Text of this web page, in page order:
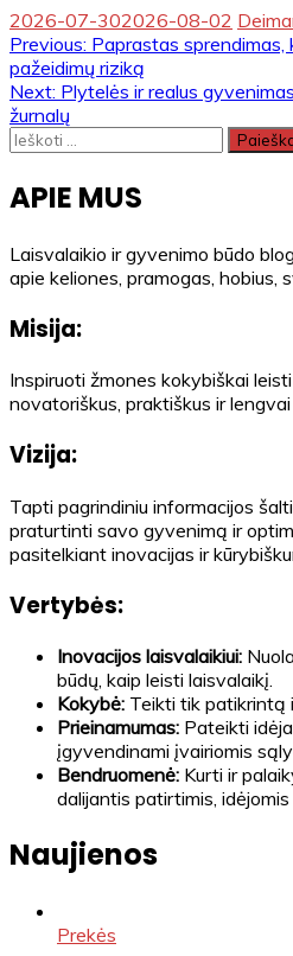
2026-07-302026-08-02
Navigacija
tarp
įrašų
Previous: Paprastas sprendimas,
pažeidimų riziką
Next: Plytelės ir realus
žurnalų
Ieškoti:
APIE MUS
Laisvalaikio ir gyvenimo būdo
apie keliones, pramogas, hobius,
Misija:
Inspiruoti žmones kokybiškai
novatoriškus, praktiškus ir
Vizija:
Tapti pagrindiniu informacijos
praturtinti savo gyvenimą ir
pasitelkiant inovacijas ir
Vertybės:
Inovacijos laisvalaikiui:
būdų, kaip leisti laisvalaikį.
Kokybė: Teikti tik patikrintą
Prieinamumas: Pateikti
įgyvendinami įvairiomis
Bendruomenė: Kurti ir
dalijantis patirtimis, idėjomis
Naujienos
Prekės